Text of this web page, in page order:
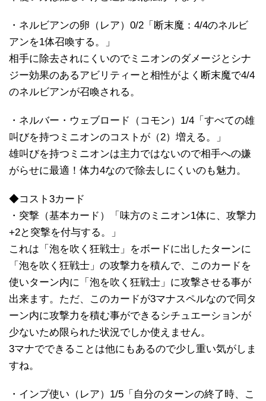
・ネルビアンの卵（レア）0/2「断末魔：4/4のネルビ
アンを1体召喚する。」
相手に除去されにくいのでミニオンのダメージとシナ
ジー効果のあるアビリティーと相性がよく断末魔で4/4
のネルビアンが召喚される。
・ネルバー・ウェブロード（コモン）1/4「すべての雄
叫びを持つミニオンのコストが（2）増える。」
雄叫びを持つミニオンは主力ではないので相手への嫌
がらせに最適！体力4なので除去しにくいのも魅力。
◆コスト3カード
・突撃（基本カード）「味方のミニオン1体に、攻撃力
+2と突撃を付与する。」
これは「泡を吹く狂戦士」をボードに出したターンに
「泡を吹く狂戦士」の攻撃力を積んで、このカードを
使いターン内に「泡を吹く狂戦士」に攻撃させる事が
出来ます。ただ、このカードが3マナスペルなので同タ
ーン内に攻撃力を積む事ができるシチュエーションが
少ないため限られた状況でしか使えません。
3マナでできることは他にもあるので少し重い気がしま
すね。
・インプ使い（レア）1/5「自分のターンの終了時、こ